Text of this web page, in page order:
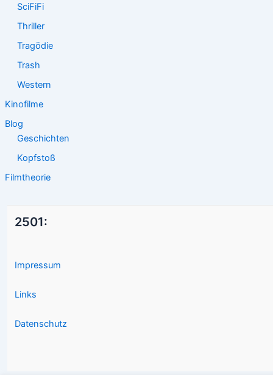
SciFiFi
Thriller
Tragödie
Trash
Western
Kinofilme
Blog
Geschichten
Kopfstoß
Filmtheorie
2501:
Impressum
Links
Datenschutz